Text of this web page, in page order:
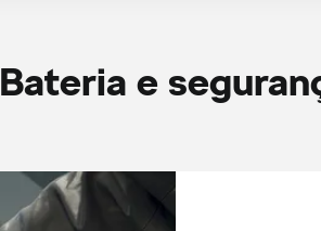
Bateria e